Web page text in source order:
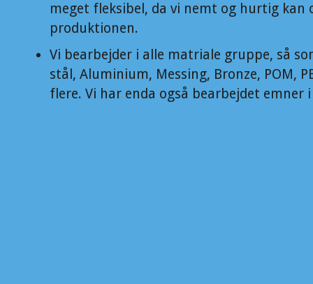
meget fleksibel, da vi nemt og hurtig kan
produktionen.
Vi bearbejder i alle matriale gruppe, så
stål, Aluminium, Messing, Bronze, POM,
flere. Vi har enda også bearbejdet emner